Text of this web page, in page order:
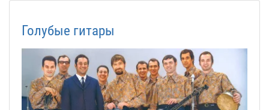
Голубые гитары